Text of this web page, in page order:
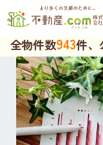
全物件数943件、